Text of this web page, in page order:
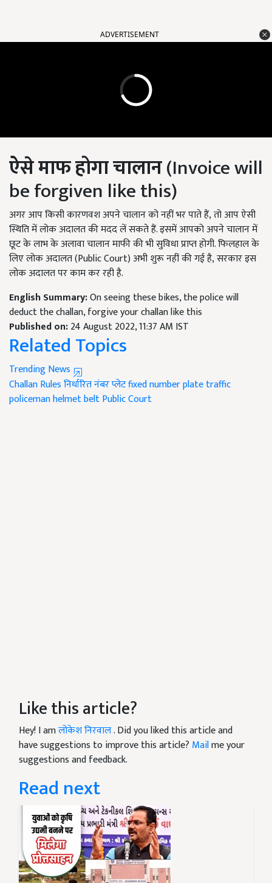
ADVERTISEMENT
ऐसे माफ होगा चालान(Invoice will
be forgiven like this)
अगर आप किसी कारणवश अपने चालान को नहीं भर पाते हैं, तो आप ऐसी
स्थिति में लोक अदालत की मदद लें सकते हैं. इसमें आपको अपने चालान में
छूट के लाभ के अलावा चालान माफी की भी सुविधा प्राप्त होगी. फिलहाल के
लिए लोक अदालत (Public Court)अभी शुरू नहीं की गई है, सरकार इस
लोक अदालत पर काम कर रही है.
English Summary:On seeing these bikes, the police will
deduct the challan, forgive your challan like this
Published on:24 August 2022, 11:37 AM IST
Related Topics
Trending News
Challan Rulesनिर्धारित नंबर प्लेटfixed number platetraffic
policemanhelmet beltPublic Court
Like this article?
Hey! I amलोकेश निरवाल. Did you liked this article and
have suggestions to improve this article? Mailme your
suggestions and feedback.
Read next